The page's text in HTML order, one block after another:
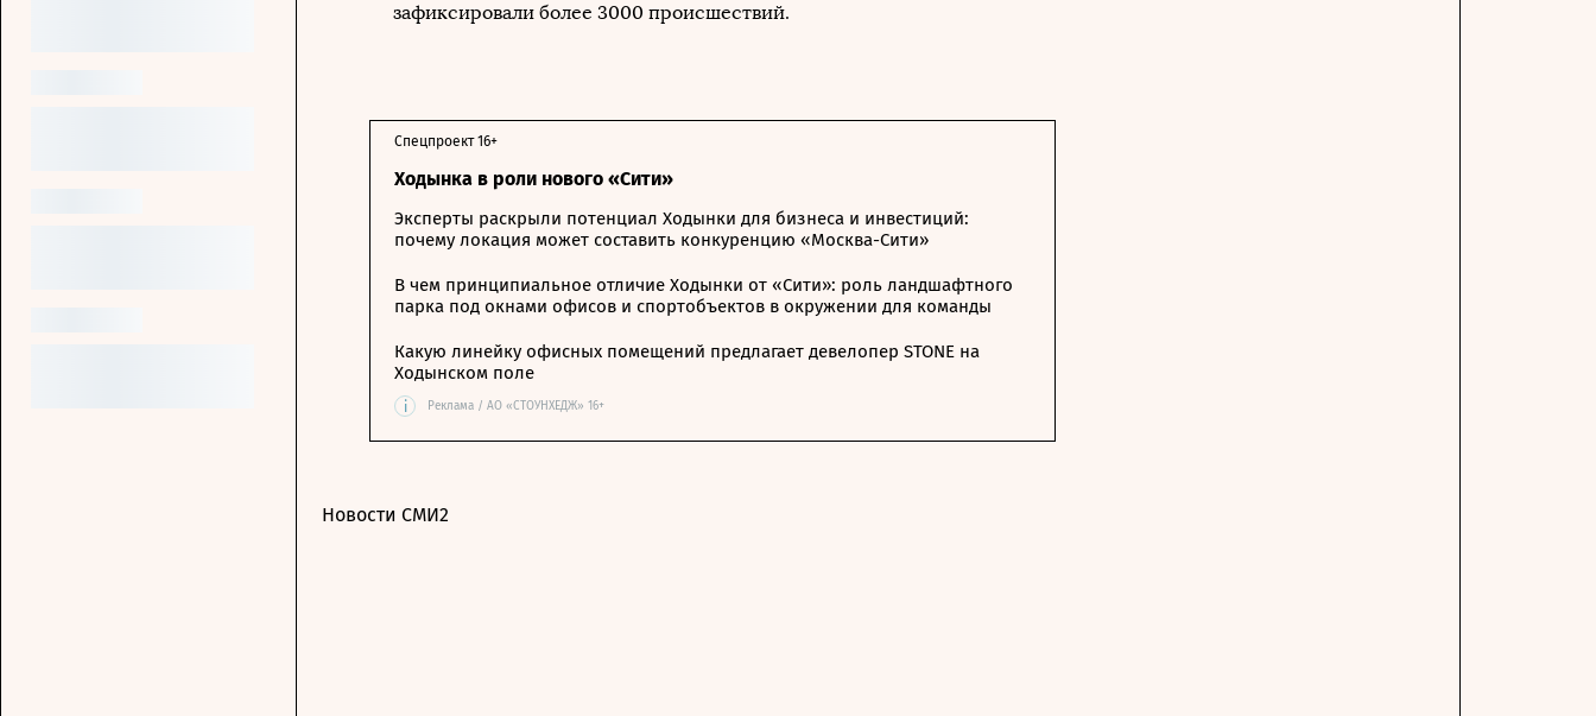
зафиксировали более 3000 происшествий.
Ходынка в роли нового «Сити»
Спецпроект 16+
Эксперты раскрыли потенциал Ходынки для бизнеса и инвестиций:
почему локация может составить конкуренцию «Москва-Сити»
В чем принципиальное отличие Ходынки от «Сити»: роль ландшафтного
парка под окнами офисов и спортобъектов в окружении для команды
Какую линейку офисных помещений предлагает девелопер STONE на
Ходынском поле
i Реклама / АО «СТОУНХЕДЖ» 16+
Новости СМИ2